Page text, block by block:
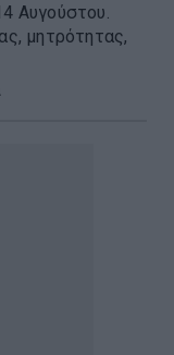
Αυγούστου.
μητρότητας,